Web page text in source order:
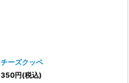
チーズクッペ
350円(税込)